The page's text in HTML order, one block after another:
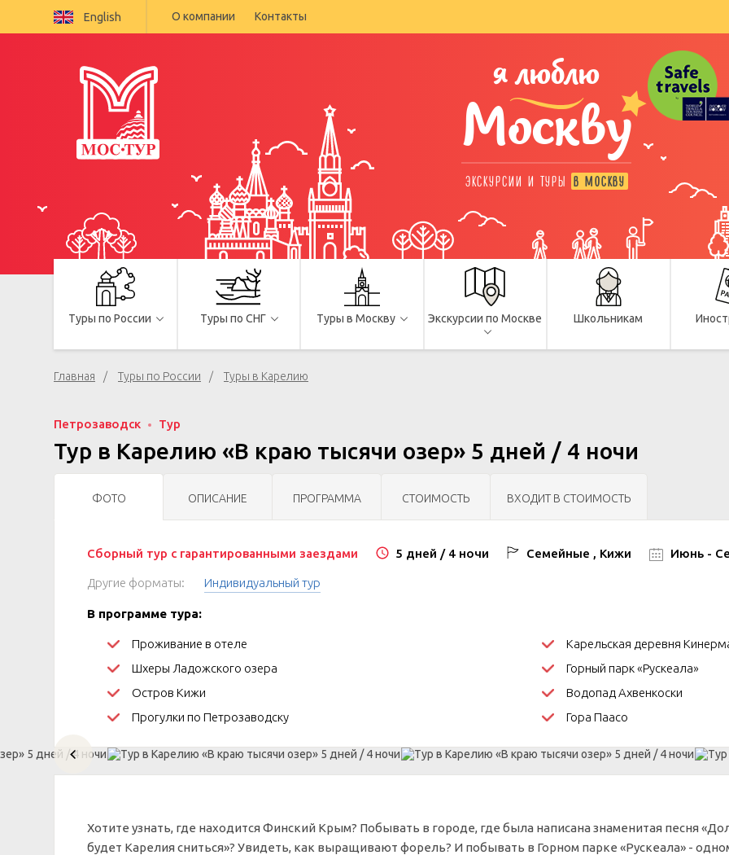
English О компании Контакты
я люблю
Москву
ЭКСКУРСИИ И ТУРЫ В МОСКВУ
Туры по России Туры по СНГ Туры в Москву Экскурсии по Москве Школьникам
Главная Туры по России Туры в Карелию
Петрозаводск Тур
Тур в Карелию «В краю тысячи озер» 5 дней / 4 ночи
ФОТО ОПИСАНИЕ ПРОГРАММА СТОИМОСТЬ ВХОДИТ В СТОИМОСТЬ
Сборный тур с гарантированными заездами 5 дней / 4 ночи Семейные , Кижи Июнь -
Другие форматы: Индивидуальный тур
В программе тура:
Проживание в отеле
Карельская деревня
Шхеры Ладожского озера
Горный парк«Рускеала»
Остров Кижи
Водопад Ахвенкоски
Прогулки по Петрозаводску
Гора Паасо
Хотите узнать, где находится Финский Крым? Побывать в городе, где была написана знаменитая песня
будет Карелия сниться»? Увидеть, как выращивают форель? И побывать в Горном парке «Рускеала» -